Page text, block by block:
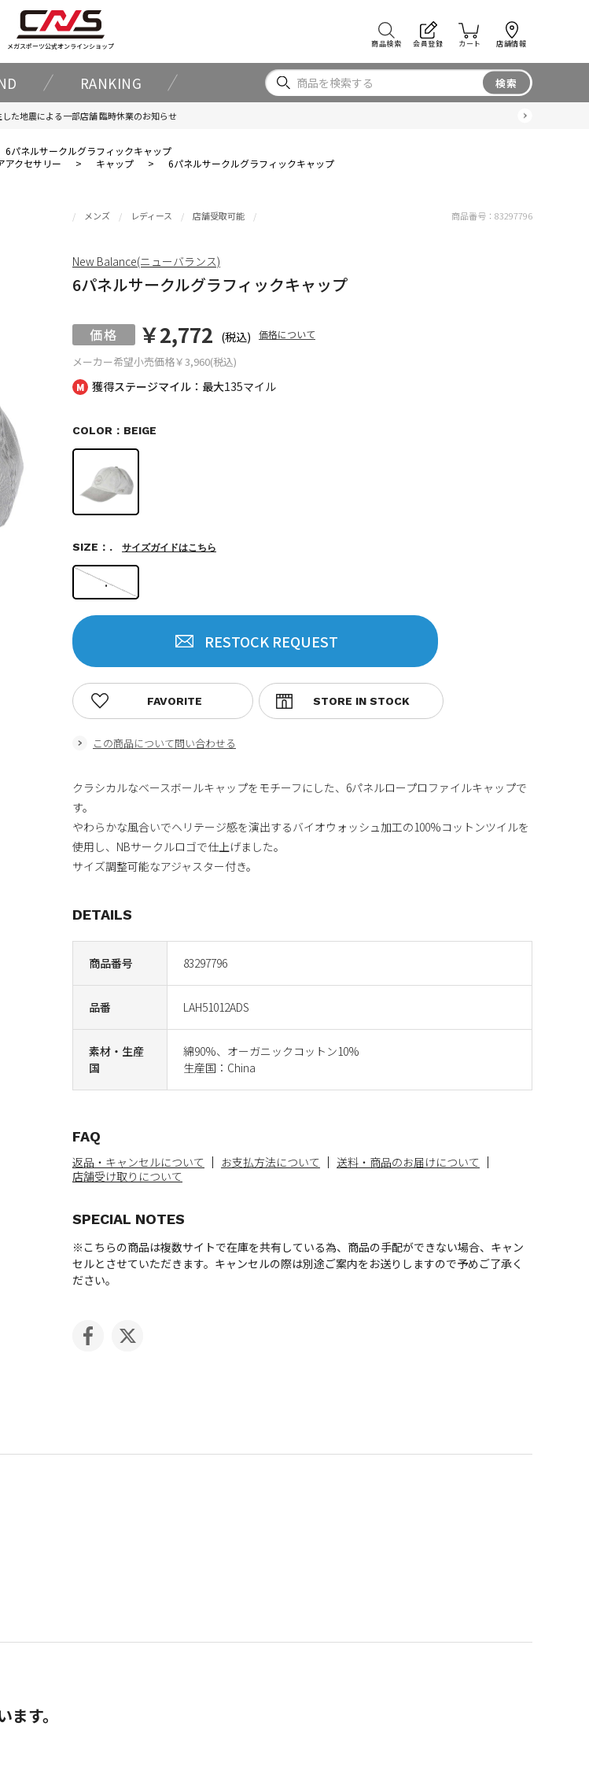
メガスポーツ公式オンラインショップ 商品検索 会員登録 カート 店舗情報
RANKING 検索
た地震による一部店舗 臨時休業のお知らせ
6パネルサークルグラフィックキャップ
アクセサリー > キャップ > 6パネルサークルグラフィックキャップ
獲得ステージマイル：最大135マイル
メンズ レディース 店舗受取可能
6パネルサークルグラフィックキャップ
メーカー希望小売価格￥3,960(税込)
￥2,772 (税込) 価格について
商品番号 83297796
品番 LAH51012ADS
素材・生産
国
綿90%、オーガニックコットン10%
生産国：China
COLOR：BEIGE
.
SIZE：. サイズガイドはこちら
RESTOCK REQUEST
この商品について問い合わせる
FAVORITE
商品番号： 83297796
New Balance(ニューバランス)
クラシカルなベースボールキャップをモチーフにした、6パネルロープロファイルキャップで
す。
やわらかな風合いでヘリテージ感を演出するバイオウォッシュ加工の100%コットンツイルを
使用し、NBサークルロゴで仕上げました。
サイズ調整可能なアジャスター付き。
DETAILS
FAQ
返品・キャンセルについて お支払方法について
送料・商品のお届けについて
店舗受け取りについて
SPECIAL NOTES
※こちらの商品は複数サイトで在庫を共有している為、商品の手配ができない場合、キャン
セルとさせていただきます。キャンセルの際は別途ご案内をお送りしますので予めご了承く
ださい。
す。